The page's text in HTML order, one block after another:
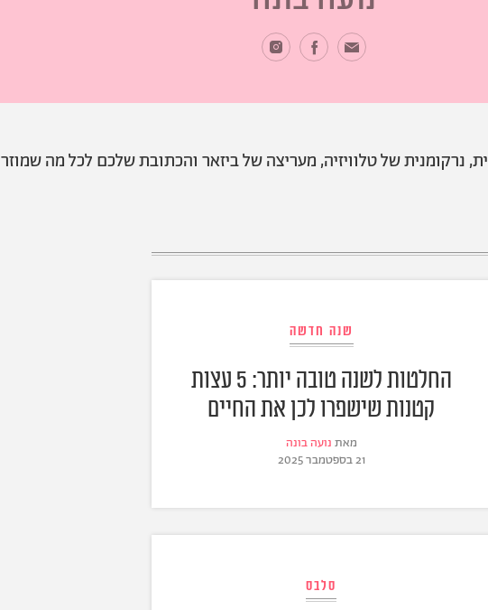
נרקומנית של טלוויזיה, מעריצה של ביזאר והכתובת שלכם לכל מה שמוזר
שנה חדשה
החלטות לשנה טובה יותר: 5 עצות
קטנות שישפרו לכן את החיים
מאת נועה בונה
21 בספטמבר 2025
סלבס